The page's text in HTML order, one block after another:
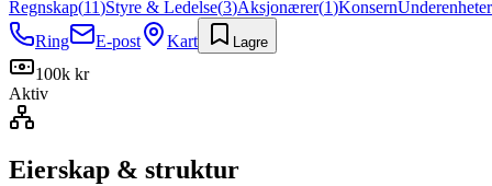
Regnskap(11)Styre & Ledelse(3)Aksjonærer(1)KonsernUnderenheter
Ring
E-post Kart Lagre
100k kr
Aktiv
Eierskap & struktur